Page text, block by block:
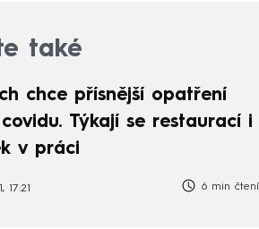
také
chce přísnější opatření
Týkají se restaurací i
v práci
17:21 6 min čtení